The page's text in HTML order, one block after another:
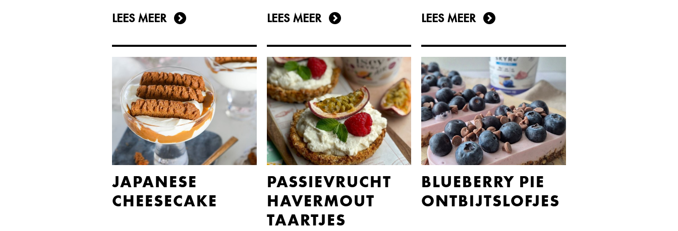
LEES MEER LEES MEER LEES MEER
JAPANESE
CHEESECAKE
PASSIEVRUCHT
HAVERMOUT
TAARTJES
BLUEBERRY PIE
ONTBIJTSLOFJES